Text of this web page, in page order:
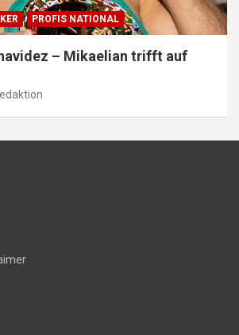
PROFIS NATIONAL
– Mikaelian trifft auf